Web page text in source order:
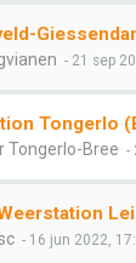
- 21 sep
Tongerlo
Tongerlo-Bree -
- 16 jun 2022,